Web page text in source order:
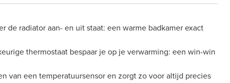
de radiator aan- en uit staat: een warme badkamer exact
thermostaat bespaar je op je verwarming: een win-win
van een temperatuursensor en zorgt zo voor altijd precies